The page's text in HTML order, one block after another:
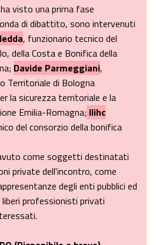
visto una prima fase
di dibattito, sono intervenuti
, funzionario tecnico del
della Costa e Bonifica della
Davide Parmeggiani,
Territoriale di Bologna
la sicurezza territoriale e la
Emilia-Romagna; Ilihc
del consorzio della bonifica
come soggetti destinatati
private dell'incontro, come
degli enti pubblici ed
professionisti privati